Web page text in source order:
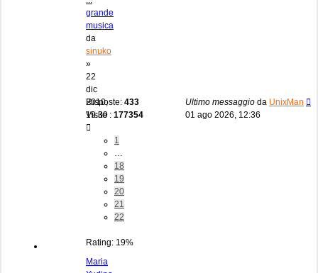
grande
musica
da
sinuko
»
22
dic
2010,
19:39
1
18
19
20
21
22
Rating: 19%
Risposte: 433
Visite : 177354
Ultimo messaggio da UnixMan
01 ago 2026, 12:36
Maria